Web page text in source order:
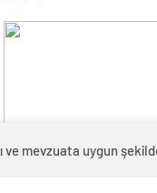
Otomotiv devi 4 milyar
ve mevzuata uygun